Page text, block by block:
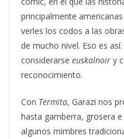
principalmente
verles los codos a las
de mucho nivel. Eso es
considerarse euskalnoir y
reconocimiento.
Con Termita, Garazi nos
hasta gamberra, grosera
algunos mimbres